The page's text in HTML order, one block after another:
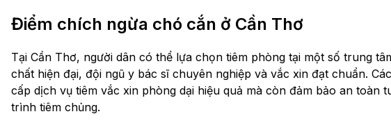
Điểm chích ngừa chó cắn ở Cần Thơ
Tại Cần Thơ, người dân có thể lựa chọn tiêm phòng tại một số trung
chất hiện đại, đội ngũ y bác sĩ chuyên nghiệp và vắc xin đạt chuẩn.
cấp dịch vụ tiêm vắc xin phòng dại hiệu quả mà còn đảm bảo an toàn
trình tiêm chủng.